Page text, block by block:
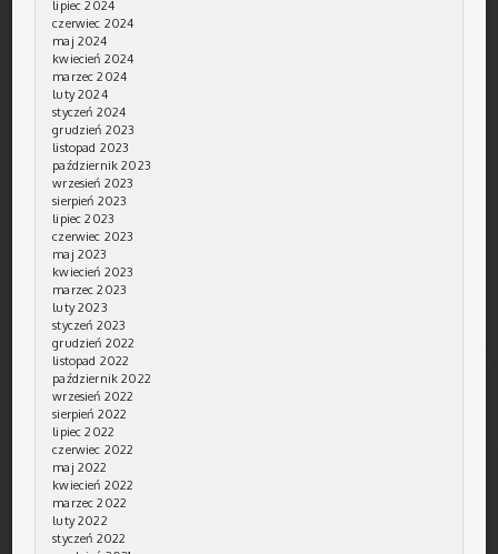
lipiec 2024
czerwiec 2024
maj 2024
kwiecień 2024
marzec 2024
luty 2024
styczeń 2024
grudzień 2023
listopad 2023
październik 2023
wrzesień 2023
sierpień 2023
lipiec 2023
czerwiec 2023
maj 2023
kwiecień 2023
marzec 2023
luty 2023
styczeń 2023
grudzień 2022
listopad 2022
październik 2022
wrzesień 2022
sierpień 2022
lipiec 2022
czerwiec 2022
maj 2022
kwiecień 2022
marzec 2022
luty 2022
styczeń 2022